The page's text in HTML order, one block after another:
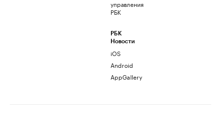
управления
РБК
РБК
Новости
iOS
Android
AppGallery